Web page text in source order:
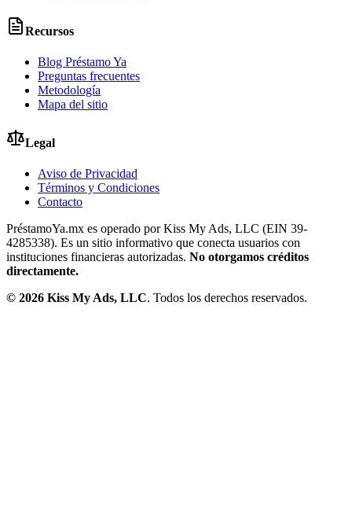
Recursos
Blog Préstamo Ya
Preguntas frecuentes
Metodología
Mapa del sitio
Legal
Aviso de Privacidad
Términos y Condiciones
Contacto
PréstamoYa.mx es operado por Kiss My Ads, LLC (EIN 39-
4285338). Es un sitio informativo que conecta usuarios con
instituciones financieras autorizadas. No otorgamos créditos
directamente.
© 2026 Kiss My Ads, LLC. Todos los derechos reservados.